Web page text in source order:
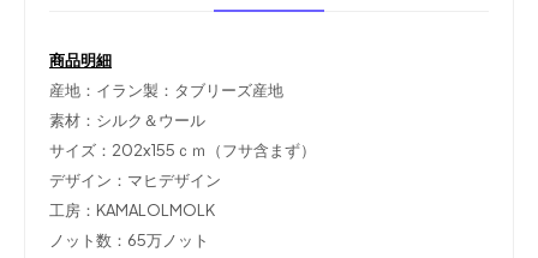
商品明細
産地：イラン製：タブリーズ産地
素材：シルク＆ウール
サイズ：202x155ｃｍ（フサ含まず）
デザイン：マヒデザイン
工房：KAMALOLMOLK
ノット数：65万ノット